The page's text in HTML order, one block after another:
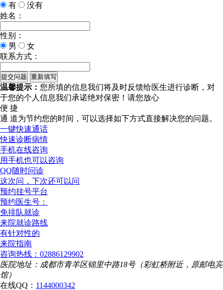
有
没有
姓名：
性别：
男
女
联系方式：
温馨提示： 您所填的信息我们将及时反馈给医生进行诊断，对
于您的个人信息我们承诺绝对保密！请您放心
便 捷
通 道为节约您的时间，可以选择如下方式直接解决您的问题。
一键快速通话
快速诊断病情
手机在线咨询
用手机也可以咨询
QQ随时问诊
这次问，下次还可以问
预约挂号平台
预约医生号：
免排队就诊
来院就诊路线
有针对性的
来院指南
咨询热线：02886129902
医院地址：成都市青羊区锦里中路18号（彩虹桥附近，原邮电宾
馆）
在线QQ： 1144000342